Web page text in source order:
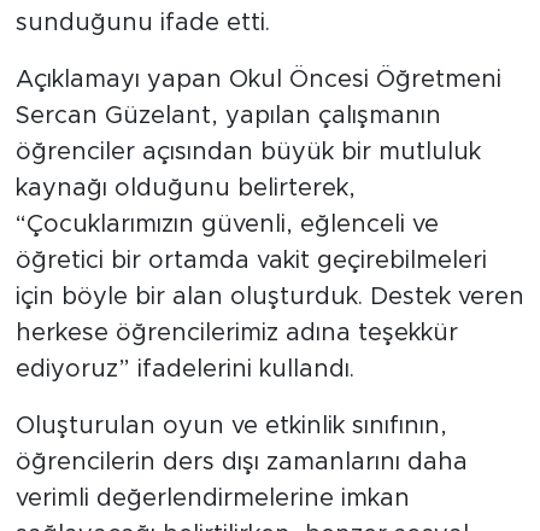
sunduğunu ifade etti.
Açıklamayı yapan Okul Öncesi Öğretmeni
Sercan Güzelant, yapılan çalışmanın
öğrenciler açısından büyük bir mutluluk
kaynağı olduğunu belirterek,
“Çocuklarımızın güvenli, eğlenceli ve
öğretici bir ortamda vakit geçirebilmeleri
için böyle bir alan oluşturduk. Destek veren
herkese öğrencilerimiz adına teşekkür
ediyoruz” ifadelerini kullandı.
Oluşturulan oyun ve etkinlik sınıfının,
öğrencilerin ders dışı zamanlarını daha
verimli değerlendirmelerine imkan